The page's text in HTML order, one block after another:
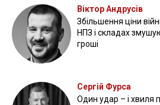
Віктор Андрусів
Збільшення ціни
НПЗ і складах
гроші
Сергій Фурса
Один удар – і хвиля